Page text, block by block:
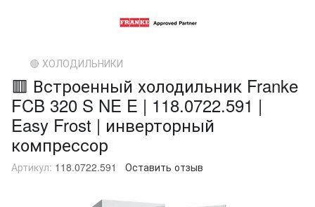
🔴 ХОЛОДИЛЬНИКИ
🟥 Встроенный холодильник Franke
FCB 320 S NE E | 118.0722.591 |
Easy Frost | инверторный
компрессор
Артикул: 118.0722.591 Оставить отзыв